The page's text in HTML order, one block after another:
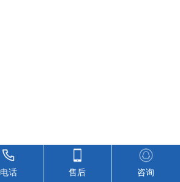
电话 售后 咨询